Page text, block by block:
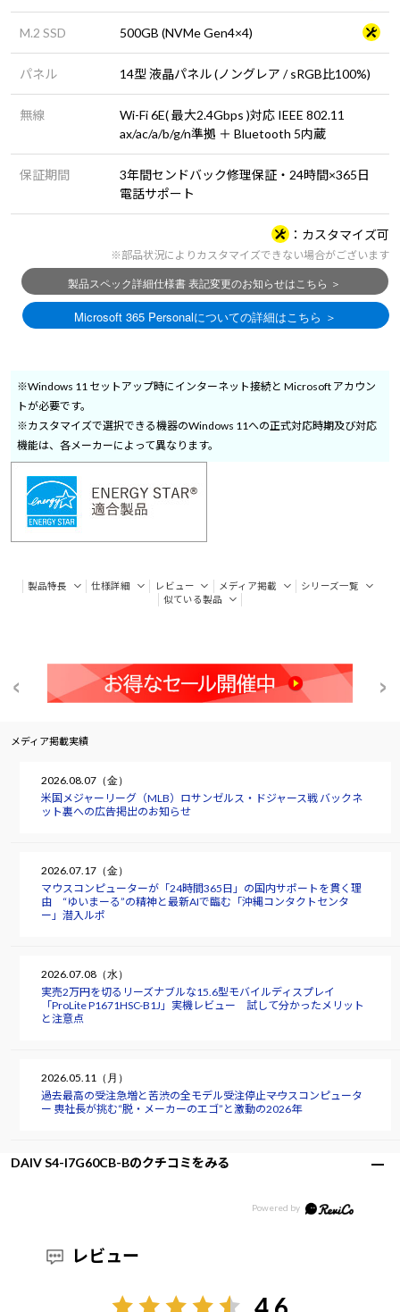
M.2 SSD 500GB (NVMe Gen4×4)
パネル 14型 液晶パネル (ノングレア / sRGB比100%)
無線
Wi-Fi 6E( 最大2.4Gbps )対応 IEEE 802.11
ax/ac/a/b/g/n準拠 ＋ Bluetooth 5内蔵
保証期間
3年間センドバック修理保証・24時間×365日
電話サポート
カスタマイズ可
※部品状況によりカスタマイズできない場合がございます
※Windows 11 セットアップ時にインターネット接続と Microsoft アカウン
トが必要です。
※カスタマイズで選択できる機器のWindows 11への正式対応時期及び対応
機能は、各メーカーによって異なります。
製品特長 仕様詳細 レビュー メディア掲載
シリーズ一覧
似ている製品
メディア掲載実績
2026.08.07（金）
米国メジャーリーグ（MLB）ロサンゼルス・ドジャース戦 バックネ
ット裏への広告掲出のお知らせ
2026.07.17（金）
マウスコンピューターが「24時間365日」の国内サポートを貫く理
由 “ゆいまーる”の精神と最新AIで臨む「沖縄コンタクトセンタ
ー」潜入ルポ
2026.07.08（水）
実売2万円を切るリーズナブルな15.6型モバイルディスプレイ
「ProLite P1671HSC-B1J」実機レビュー 試して分かったメリット
と注意点
2026.05.11（月）
過去最高の受注急増と苦渋の全モデル受注停止――マウスコンピュータ
ー 軣社長が挑む“脱・メーカーのエゴ”と激動の2026年
DAIV S4-I7G60CB-Bのクチコミをみる
レビュー